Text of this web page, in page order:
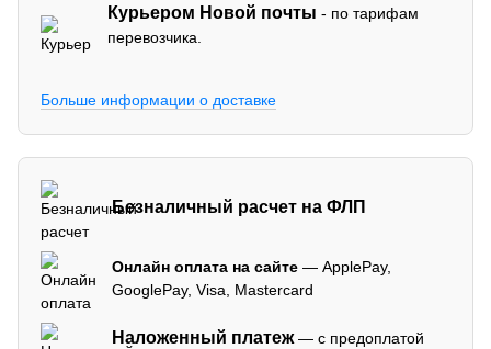
Курьером Новой почты - по тарифам
перевозчика.
Больше информации о доставке
Безналичный расчет на ФЛП
Онлайн оплата на сайте — ApplePay,
GooglePay, Visa, Mastercard
Наложенный платеж— с предоплатой